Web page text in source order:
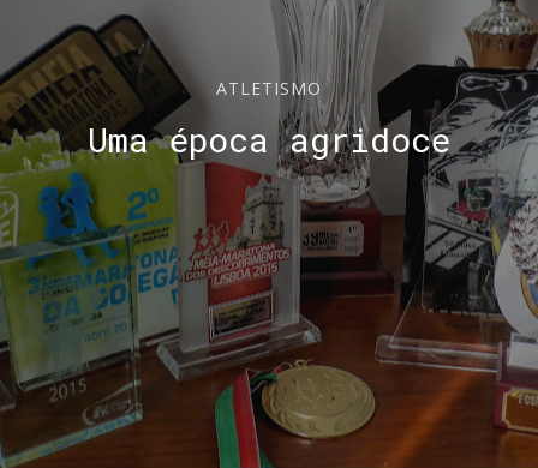
ATLETISMO
Uma época agridoce